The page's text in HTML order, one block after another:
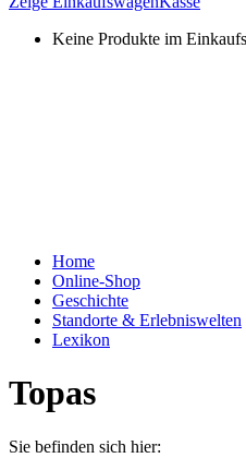
Keine Produkte im
Home
Online-Shop
Geschichte
Standorte & Erlebniswelten
Lexikon
Topas
Sie befinden sich hier: